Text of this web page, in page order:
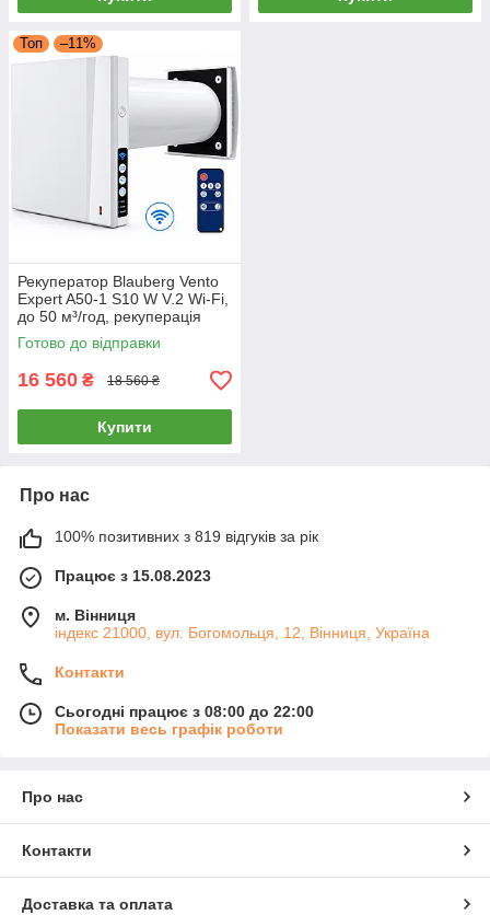
Топ –11%
Рекуператор Blauberg Vento
Expert A50-1 S10 W V.2 Wi-Fi,
до 50 м³/год, рекуперація
тепла 93%, датчик вологості
Готово до відправки
16 560 ₴ 18 560 ₴
Купити
Про нас
100% позитивних з 819 відгуків за рік
Працює з 15.08.2023
м. Вінниця
індекс 21000, вул. Богомольця, 12, Вінниця, Україна
Контакти
Сьогодні працює з 08:00 до 22:00
Показати весь графік роботи
Про нас
Контакти
Доставка та оплата